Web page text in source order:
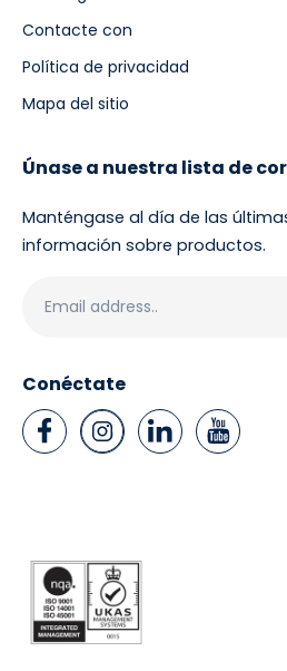
Contacte con
Política de privacidad
Mapa del sitio
Únase a nuestra lista de
Manténgase al día de las
información sobre productos.
Conéctate